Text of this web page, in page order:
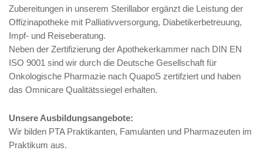
Zubereitungen in unserem Sterillabor ergänzt die Leistung der
Offizinapotheke mit Palliativversorgung, Diabetikerbetreuung,
Impf- und Reiseberatung.
Neben der Zertifizierung der Apothekerkammer nach DIN EN
ISO 9001 sind wir durch die Deutsche Gesellschaft für
Onkologische Pharmazie nach QuapoS zertifziert und haben
das Omnicare Qualitätssiegel erhalten.
Unsere Ausbildungsangebote:
Wir bilden PTA Praktikanten, Famulanten und Pharmazeuten im
Praktikum aus.